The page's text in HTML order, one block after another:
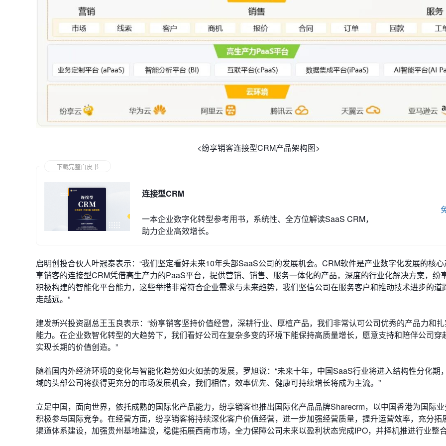
<纷享销客连接型CRM产品架构图>
下载完整白皮书
连接型CRM
一本企业数字化转型参考用书，系统性、全方位解读SaaS CRM，
助力企业高效增长。
启明创投合伙人叶冠泰表示：“我们坚定看好未来10年头部SaaS公司的发展机会。CRM软件是产业数字化发展的核
享销客的连接型CRM凭借高生产力的PaaS平台，提供营销、销售、服务一体化的产品，深度的行业化解决方案，纷
积极构建的智能化平台能力，这些举措非常符合企业需求与未来趋势，我们坚信公司在服务客户和推动技术进步的道
走越远。”
建发新兴投资副总王玉良表示：“纷享销客坚持价值经营，深耕行业、厚植产品，我们非常认可公司优秀的产品力和
能力。在企业数智化转型的大趋势下，我们看好公司在复杂多变的环境下能保持高质量增长，愿意支持和陪伴公司穿
实现长期的价值创造。”
随着国内外经济环境的变化与智能化趋势如火如荼的发展，罗旭说：“未来十年，中国SaaS行业将进入结构性分化期
域的头部公司将获得更充分的市场发展机会，我们相信，效率优先、健康可持续增长将成为主流。”
立足中国，面向世界，依托成熟的国际化产品能力，纷享销客也推出国际化产品品牌Sharecrm，以中国香港为国际
积极参与国际竞争。在经营方面，纷享销客将持续深化客户价值经营，进一步加强经营质量，提升运营效率，充分拓
渠道体系建设，加强贵州基地建设，稳健拓展西南市场，全力保障公司未来以盈利状态完成IPO，并择机推进行业整